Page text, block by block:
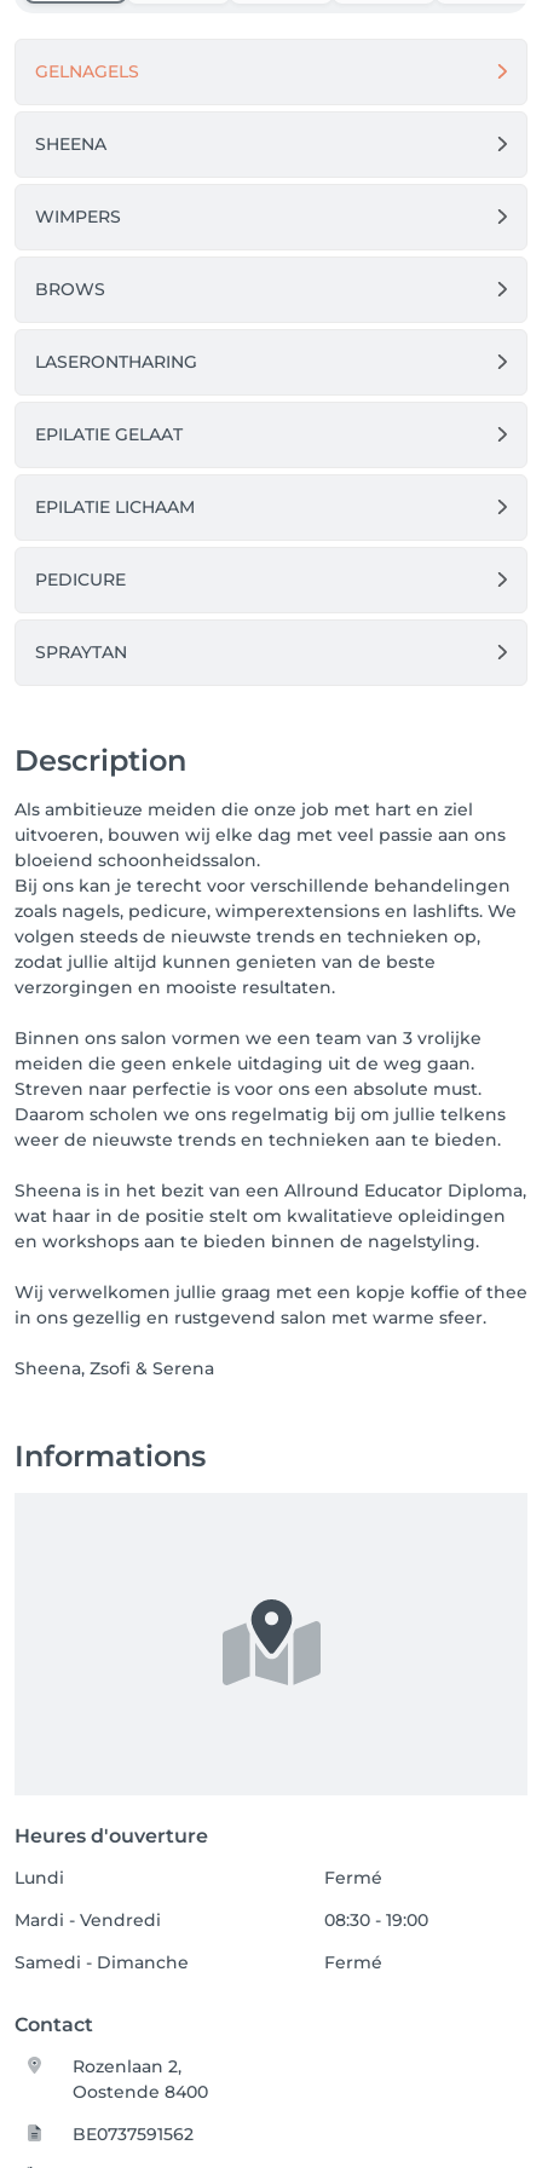
Liefs Team Art of nails
GELNAGELS
SHEENA
WIMPERS
BROWS
LASERONTHARING
EPILATIE GELAAT
EPILATIE LICHAAM
PEDICURE
SPRAYTAN
Description
Als ambitieuze meiden die onze job met hart en ziel
uitvoeren, bouwen wij elke dag met veel passie aan ons
bloeiend schoonheidssalon.
Bij ons kan je terecht voor verschillende behandelingen
zoals nagels, pedicure, wimperextensions en lashlifts. We
volgen steeds de nieuwste trends en technieken op,
zodat jullie altijd kunnen genieten van de beste
verzorgingen en mooiste resultaten.
Binnen ons salon vormen we een team van 3 vrolijke
meiden die geen enkele uitdaging uit de weg gaan.
Streven naar perfectie is voor ons een absolute must.
Daarom scholen we ons regelmatig bij om jullie telkens
weer de nieuwste trends en technieken aan te bieden.
Sheena is in het bezit van een Allround Educator Diploma,
wat haar in de positie stelt om kwalitatieve opleidingen
en workshops aan te bieden binnen de nagelstyling.
Wij verwelkomen jullie graag met een kopje koffie of thee
in ons gezellig en rustgevend salon met warme sfeer.
Informations
Heures d'ouverture
Lundi
Fermé
Mardi - Vendredi
08:30 - 19:00
Samedi - Dimanche
Fermé
Contact
Rozenlaan 2,
Oostende 8400
BE0737591562